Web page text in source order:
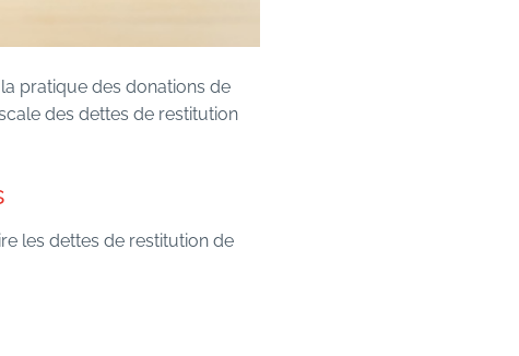
pratique des donations de
des dettes de restitution
les dettes de restitution de